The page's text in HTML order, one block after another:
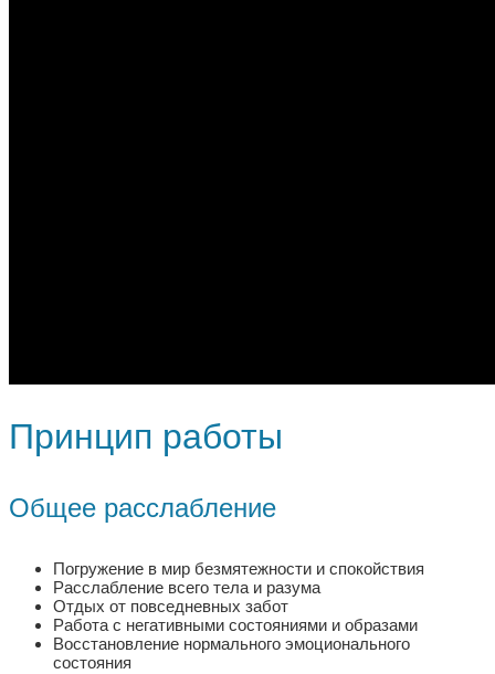
Принцип работы
Общее расслабление
Погружение в мир безмятежности и спокойствия
Расслабление всего тела и разума
Отдых от повседневных забот
Работа с негативными состояниями и образами
Восстановление нормального эмоционального
состояния